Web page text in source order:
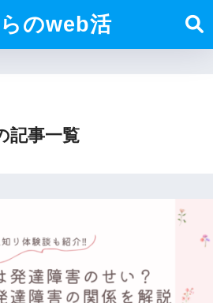
のweb活
記事一覧